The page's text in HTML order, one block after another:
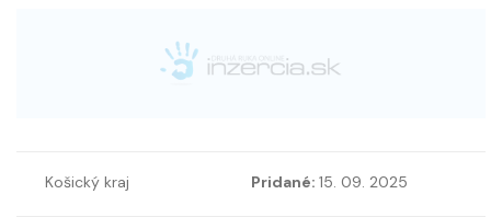
Košický kraj Pridané: 15. 09. 2025